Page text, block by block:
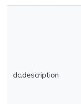
dc.description